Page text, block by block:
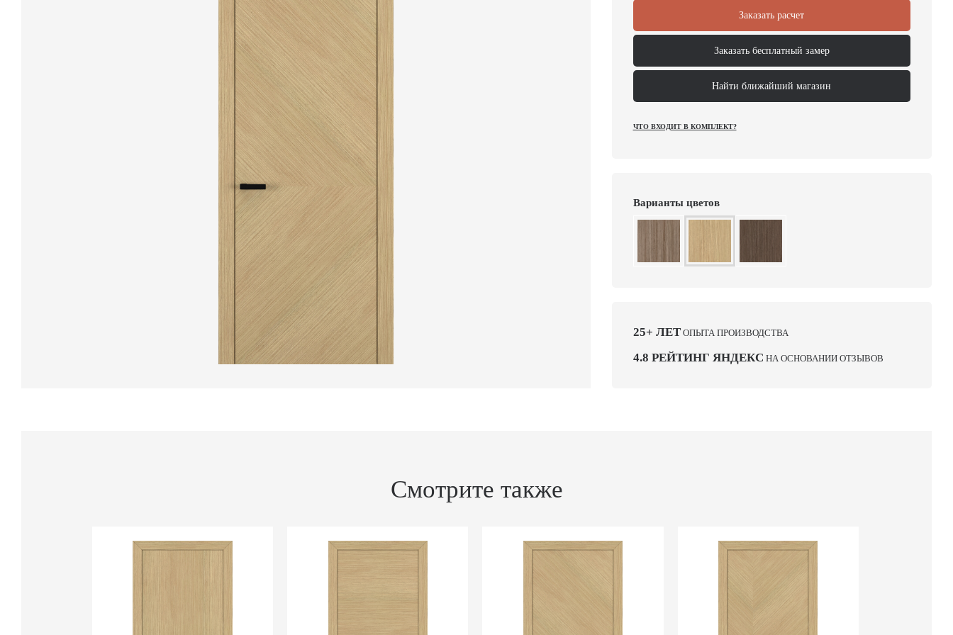
Заказать расчет
Заказать бесплатный замер
Найти ближайший магазин
ЧТО ВХОДИТ В КОМПЛЕКТ?
Варианты цветов
25+ ЛЕТОПЫТА ПРОИЗВОДСТВА
4.8 РЕЙТИНГ ЯНДЕКС НА ОСНОВАНИИ ОТЗЫВОВ
Смотрите также